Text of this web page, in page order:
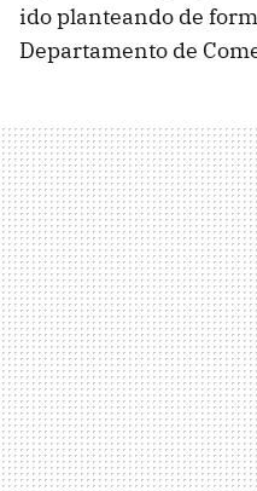
ido planteando de
Departamento de